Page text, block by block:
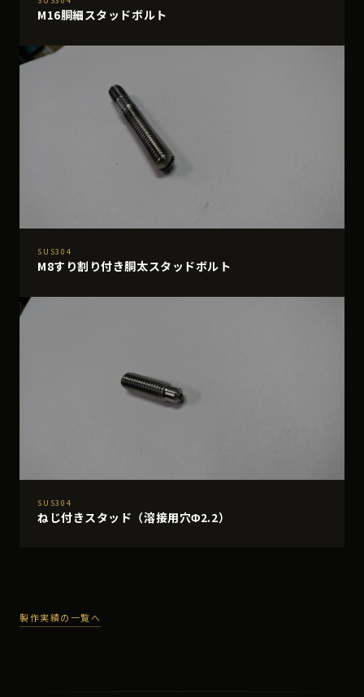
M16胴細スタッドボルト
SUS304
M8すり割り付き胴太スタッドボルト
SUS304
ねじ付きスタッド（溶接用穴Φ2.2）
製作実績の一覧へ